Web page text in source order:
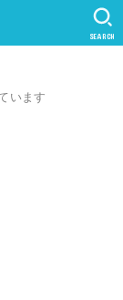
SEARCH
います